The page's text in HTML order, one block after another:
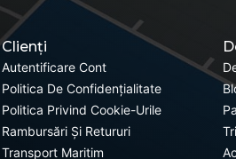
Clienți
Autentificare Cont
Politica De Confidențialitate
Politica Privind Cookie-Urile
Rambursări Și Retururi
Transport Maritim